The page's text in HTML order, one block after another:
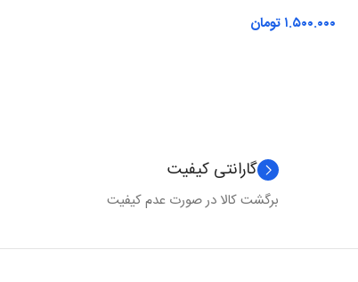
۱.۵۰۰.۰۰۰ تومان
گارانتی کیفیت
برگشت کالا در صورت عدم کیفیت